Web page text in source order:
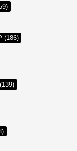
(186)